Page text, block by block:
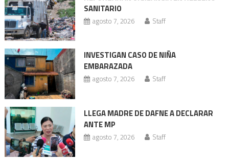
SANITARIO
agosto 7, 2026 Staff
INVESTIGAN CASO DE NIÑA
EMBARAZADA
agosto 7, 2026 Staff
LLEGA MADRE DE DAFNE A DECLARAR
ANTE MP
agosto 7, 2026 Staff